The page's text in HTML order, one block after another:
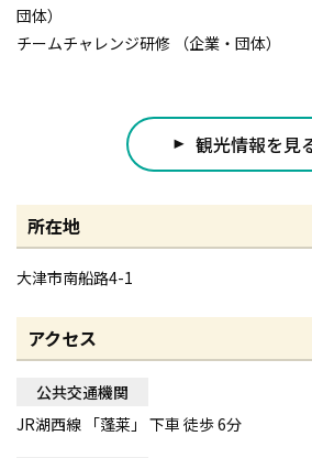
団体）
チームチャレンジ研修 （企業・団体）
play_arrow 観光情報を見
所在地
大津市南船路4-1
アクセス
公共交通機関
JR湖西線 「蓬莱」 下車 徒歩 6分